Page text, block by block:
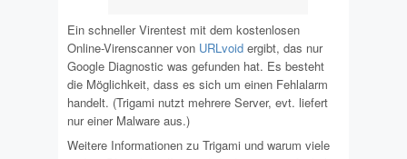
Ein schneller Virentest mit dem kostenlosen
Online-Virenscanner von URLvoid ergibt, das nur
Google Diagnostic was gefunden hat. Es besteht
die Möglichkeit, dass es sich um einen Fehlalarm
handelt. (Trigami nutzt mehrere Server, evt. liefert
nur einer Malware aus.)
Weitere Informationen zu Trigami und warum viele